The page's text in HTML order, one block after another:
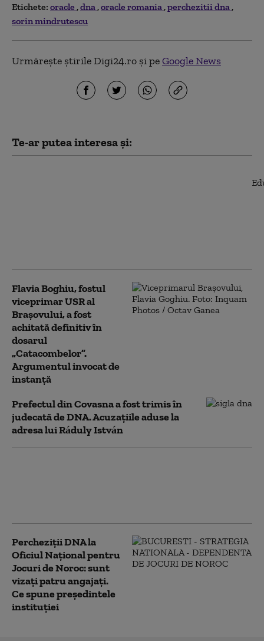
Etichete: oracle dna oracle romania perchezitii dna
sorin mindrutescu
Urmărește știrile Digi24.ro și peGoogle News
Te-ar putea interesa și:
Flavia Boghiu, fostul
viceprimar USR al
Brașovului, a fost
achitată definitiv în
dosarul
„Catacombelor”.
Argumentul invocat de
instanță
Prefectul din Covasna a fost trimis în
judecată de DNA. Acuzațiile aduse la
adresa lui Ráduly István
Percheziții DNA la
Oficiul Național pentru
Jocuri de Noroc: sunt
vizați patru angajați.
Ce spune președintele
instituției